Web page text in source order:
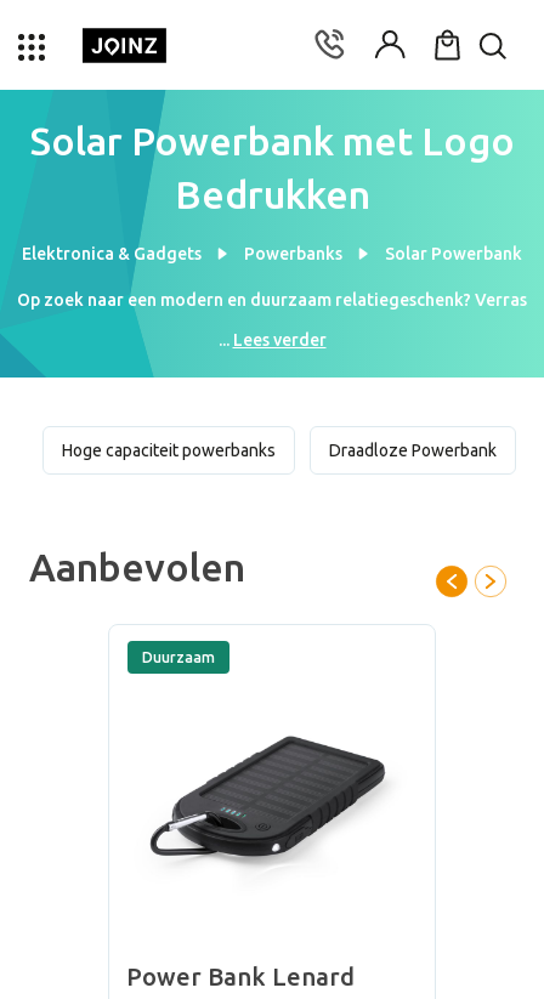
Solar Powerbank met Logo
Bedrukken
Elektronica & Gadgets Powerbanks Solar Powerbank
Op zoek naar een modern en duurzaam relatiegeschenk? Verras
je collega's en zakenrelaties met een powerbank op zonne-
energie! Wij bedrukken solar powerbanks met jouw logo. Een
bedrukte solar powerbank is een relatiegeschenk dat steeds
zon. Vervolgens kan jij je telefoon opladen met zonne-energie.
Super duurzaam! Met een solar powerbank als relatiegeschenk
bamboe solar powerbank? Of met een solar powerbank inclusief
draadloos opladen? Vraag vandaag nog een ontwerp aan van
jouw solar powerbank met logo bij onze designster Sara. Zij
stuurt je binnen enkele uren een gepersonaliseerd ontwerp op.
Geheel vrijblijvend!
... Lees verder
Hoge capaciteit powerbanks Draadloze Powerbank
Aanbevolen
Duurzaam
Power Bank Lenard